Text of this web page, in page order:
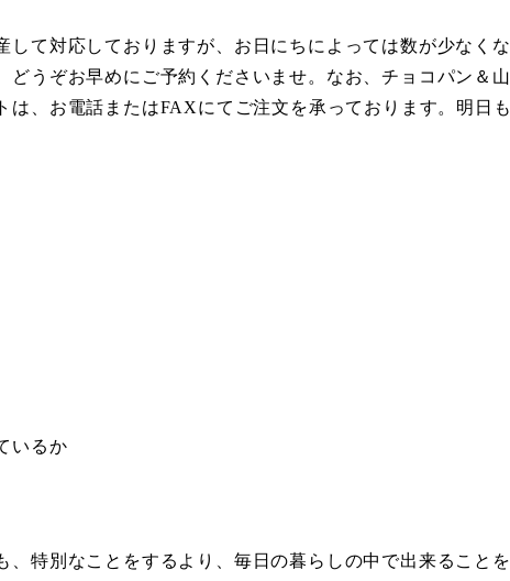
して対応しておりますが、お日にちによっては数が少なくな
どうぞお早めにご予約くださいませ。なお、チョコパン＆山
、お電話またはFAXにてご注文を承っております。明日も
いるか
、特別なことをするより、毎日の暮らしの中で出来ることを